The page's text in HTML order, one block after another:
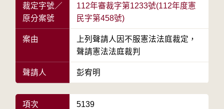
裁定字號／
原分案號
112年審裁字第1233號(112年度憲
民字第458號)
案由
上列聲請人因不服憲法法庭裁定，
聲請憲法法庭裁判
聲請人 彭宥明
項次 5139